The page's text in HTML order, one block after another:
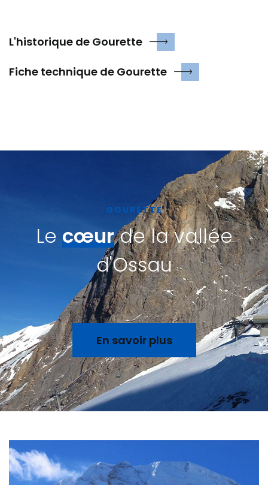
L'historique de Gourette
Fiche technique de Gourette
GOURETTE
Le cœurde la vallée
d'Ossau
En savoir plus